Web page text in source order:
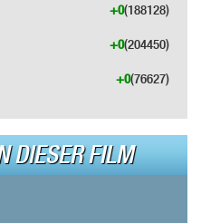
(188128)
+0
(204450)
+0
(76627)
+0
DIESER FILM